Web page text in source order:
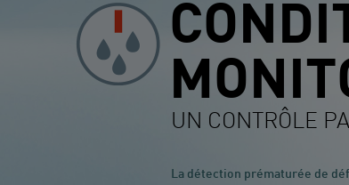
UN CONTRÔLE
La détection prématurée de